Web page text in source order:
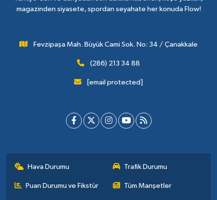
magazinden siyasete, spordan seyahate her konuda Flow!
Fevzipaşa Mah. Büyük Cami Sok. No: 34 / Çanakkale
(286) 213 34 88
[email protected]
Hava Durumu Trafik Durumu
Puan Durumu ve Fikstür Tüm Manşetler